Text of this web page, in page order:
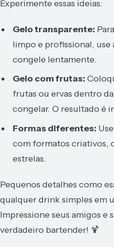
Experimente essas ideias:
Gelo transparente:
limpo e profissional, use
congele lentamente.
Gelo com frutas:
frutas ou ervas dentro
congelar. O resultado é
Formas diferentes:
com formatos criativos,
estrelas.
Pequenos detalhes como
qualquer drink simples em
Impressione seus amigos e
verdadeiro bartender! 🍹